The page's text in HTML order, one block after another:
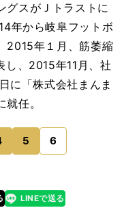
グスがＪトラストに
年から岐阜フットボ
2015年１月、筋萎縮
し、2015年11月、社
に「株式会社まんま
任。
5 6
LINEで送る